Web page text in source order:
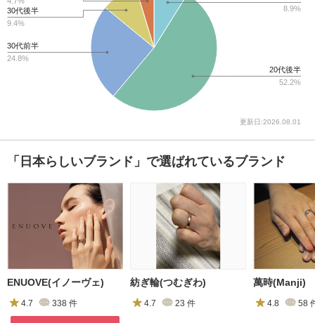
8.9%
20代後半
52.2%
30代前半
24.8%
30代後半
9.4%
更新日:2026.08.01
「日本らしいブランド」で選ばれているブランド
ENUOVE(イノーヴェ)
4.7 338 件
紡ぎ輪(つむぎわ)
4.7 23 件
萬時(Manji)
4.8 58